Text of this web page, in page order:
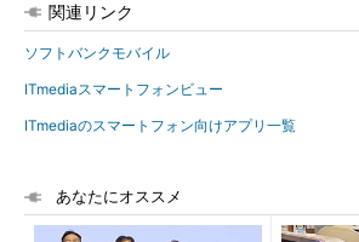
関連リンク
ソフトバンクモバイル
ITmediaスマートフォンビュー
ITmediaのスマートフォン向けアプリ一覧
あなたにオススメ